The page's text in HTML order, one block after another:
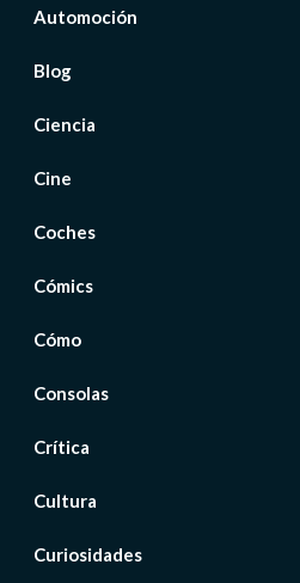
Automoción
Blog
Ciencia
Cine
Coches
Cómics
Cómo
Consolas
Crítica
Cultura
Curiosidades